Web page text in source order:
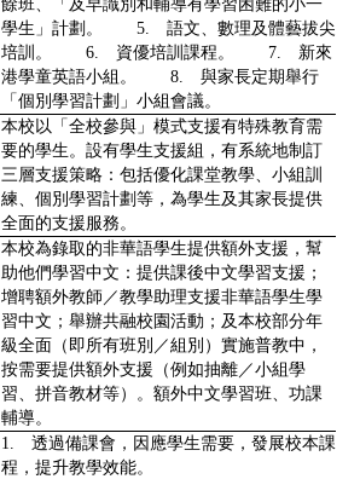
餘班、「及早識別和輔導有學習困難的小一
學生」計劃。 5. 語文、數理及體藝拔尖
培訓。 6. 資優培訓課程。 7. 新來
港學童英語小組。 8. 與家長定期舉行
「個別學習計劃」小組會議。
本校以「全校參與」模式支援有特殊教育需
要的學生。設有學生支援組，有系統地制訂
三層支援策略：包括優化課堂教學、小組訓
練、個別學習計劃等，為學生及其家長提供
全面的支援服務。
本校為錄取的非華語學生提供額外支援，幫
助他們學習中文：提供課後中文學習支援；
增聘額外教師／教學助理支援非華語學生學
習中文；舉辦共融校園活動；及本校部分年
級全面（即所有班別／組別）實施普教中，
按需要提供額外支援（例如抽離／小組學
習、拼音教材等）。額外中文學習班、功課
輔導。
1. 透過備課會，因應學生需要，發展校本課
程，提升教學效能。